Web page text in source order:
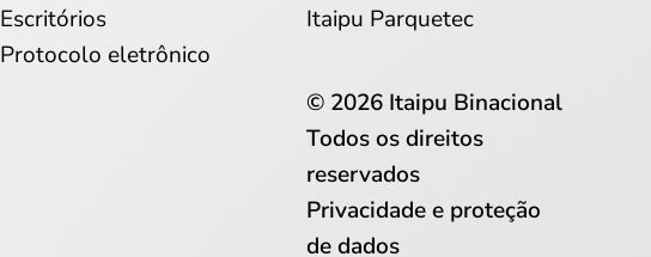
Escritórios
Protocolo eletrônico
Itaipu Parquetec
© 2026 Itaipu Binacional
Todos os direitos
reservados
Privacidade e proteção
de dados